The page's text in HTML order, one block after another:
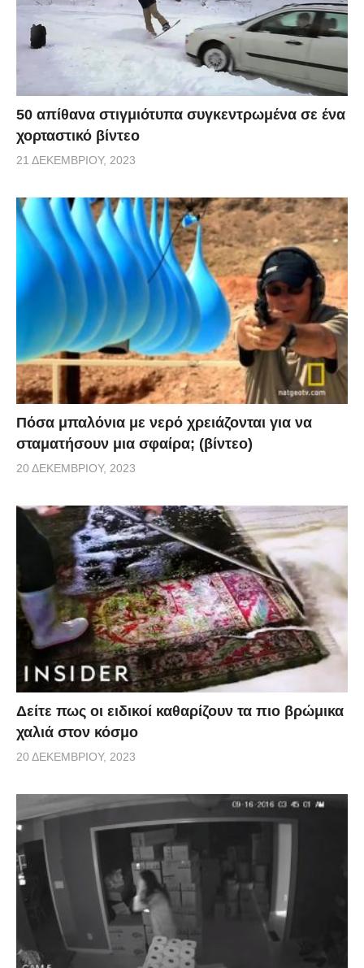
50 απίθανα στιγμιότυπα συγκεντρωμένα σε ένα
χορταστικό βίντεο
21 ΔΕΚΕΜΒΡΊΟΥ, 2023
Πόσα μπαλόνια με νερό χρειάζονται για να
σταματήσουν μια σφαίρα; (βίντεο)
20 ΔΕΚΕΜΒΡΊΟΥ, 2023
Δείτε πως οι ειδικοί καθαρίζουν τα πιο βρώμικα
χαλιά στον κόσμο
20 ΔΕΚΕΜΒΡΊΟΥ, 2023